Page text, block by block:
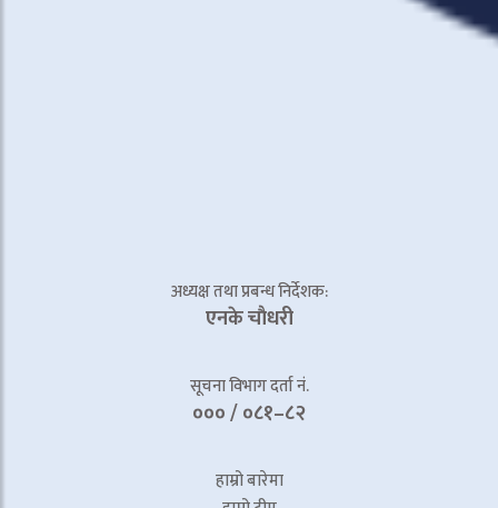
अध्यक्ष तथा प्रबन्ध निर्देशक:
एनके चाैधरी
सूचना विभाग दर्ता नं.
००० / ०८१–८२
हाम्रो बारेमा